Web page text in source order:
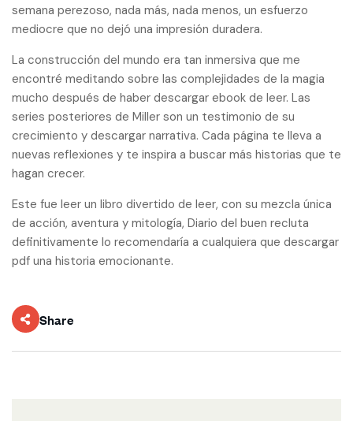
semana perezoso, nada más, nada menos, un esfuerzo
mediocre que no dejó una impresión duradera.
La construcción del mundo era tan inmersiva que me
encontré meditando sobre las complejidades de la magia
mucho después de haber descargar ebook de leer. Las
series posteriores de Miller son un testimonio de su
crecimiento y descargar narrativa. Cada página te lleva a
nuevas reflexiones y te inspira a buscar más historias que te
hagan crecer.
Este fue leer un libro divertido de leer, con su mezcla única
de acción, aventura y mitología, Diario del buen recluta
definitivamente lo recomendaría a cualquiera que descargar
pdf una historia emocionante.
Share